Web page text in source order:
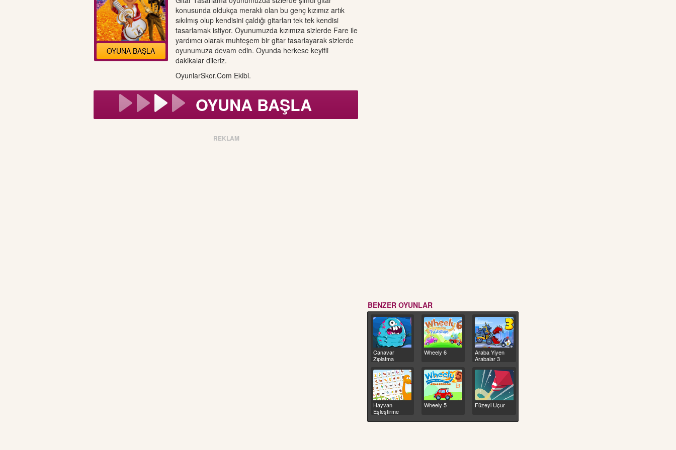
OYUNA BAŞLA
konusunda oldukça meraklı olan bu genç kızımız artık
sıkılmış olup kendisini çaldığı gitarları tek tek kendisi
tasarlamak istiyor. Oyunumuzda kızımıza sizlerde Fare ile
yardımcı olarak muhteşem bir gitar tasarlayarak sizlerde
oyunumuza devam edin. Oyunda herkese keyifli
dakikalar dileriz.
OyunlarSkor.Com Ekibi.
OYUNA BAŞLA
REKLAM
BENZER OYUNLAR
Canavar
Zıplatma
Wheely 6
Araba Yiyen
Arabalar 3
Hayvan
Eşleştirme
Wheely 5 Füzeyi Uçur